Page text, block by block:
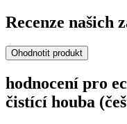
Recenze našich
Ohodnotit produkt
hodnocení pro
čistící houba